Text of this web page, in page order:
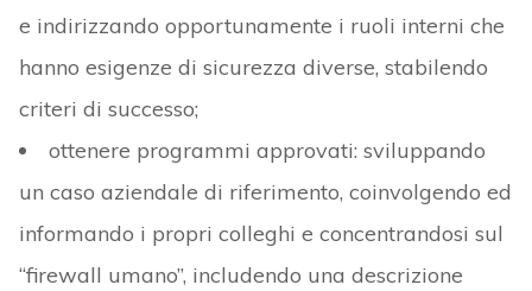
e indirizzando opportunamente i ruoli interni che
hanno esigenze di sicurezza diverse, stabilendo
criteri di successo;
ottenere programmi approvati: sviluppando
un caso aziendale di riferimento, coinvolgendo ed
informando i propri colleghi e concentrandosi sul
“firewall umano”, includendo una descrizione